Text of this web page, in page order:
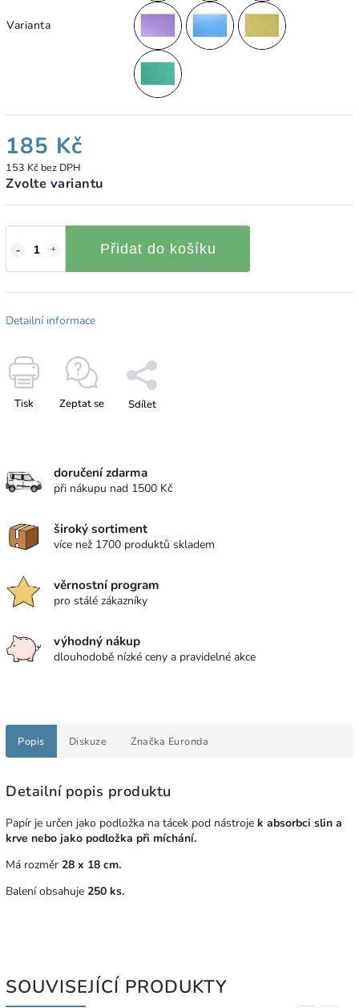
Varianta
185 Kč
153 Kč bez DPH
Zvolte variantu
Přidat do košíku
Detailní informace
Tisk Zeptat se Sdílet
doručení zdarma
při nákupu nad 1500 Kč
široký sortiment
více než 1700 produktů skladem
věrnostní program
pro stálé zákazníky
výhodný nákup
dlouhodobě nízké ceny a pravidelné akce
Popis Diskuze Značka Euronda
Detailní popis produktu
Papír je určen jako podložka na tácek pod nástroje k absorbci slin a
krve nebo jako podložka při míchání.
Má rozměr 28 x 18 cm.
Balení obsahuje 250 ks.
SOUVISEJÍCÍ PRODUKTY